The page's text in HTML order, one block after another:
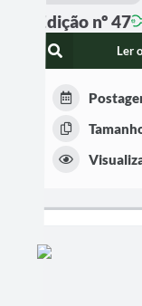
Edição nº 47
Ler